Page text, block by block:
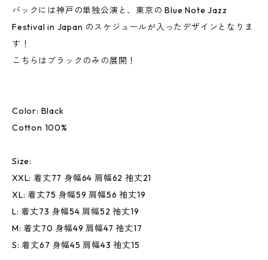
バックには神戸の単独公演と、東京の Blue Note Jazz
Festival in Japan のスケジュールが入ったデザインとなりま
す！
こちらはブラックのみの展開！
Color: Black
Cotton 100%
Size:
XXL: 着丈77 身幅64 肩幅62 袖丈21
XL: 着丈75 身幅59 肩幅56 袖丈19
L: 着丈73 身幅54 肩幅52 袖丈19
M: 着丈70 身幅49 肩幅47 袖丈17
S: 着丈67 身幅45 肩幅43 袖丈15